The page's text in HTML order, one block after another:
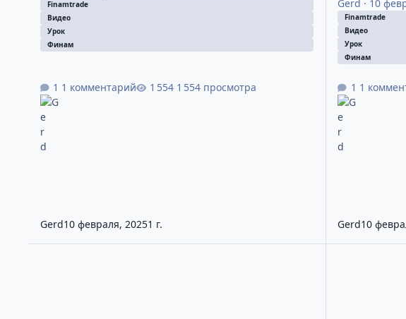
Finamtrade
Видео
Урок
Финам
1 комментарий 1 554 просмотра
Gerd10 февраля, 20251 г.
Gerd · 10
Finamtrade
Видео
Урок
Финам
1
Gerd10